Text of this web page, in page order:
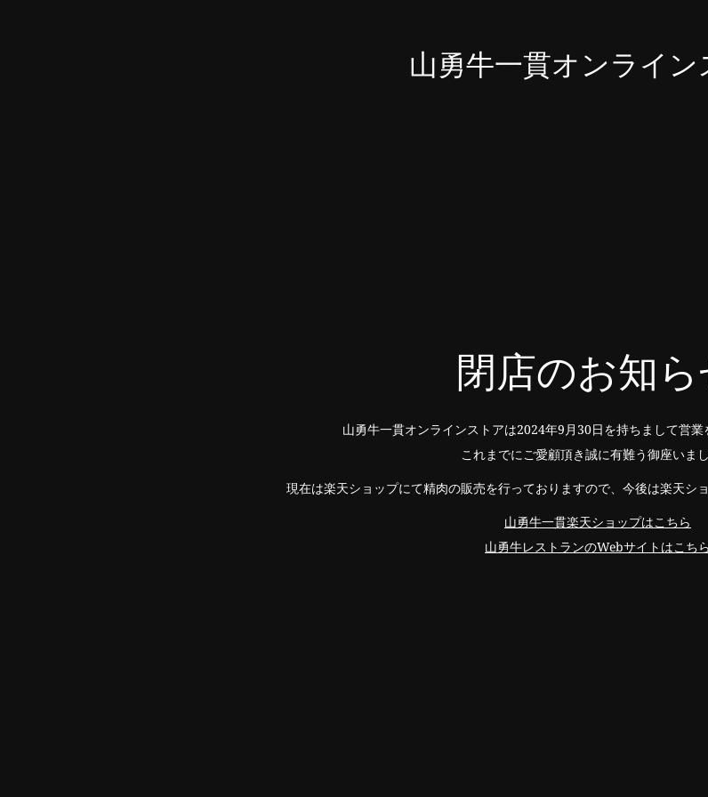
山勇牛一貫オンライン
閉店のお知
山勇牛一貫オンラインストアは2024年9月30日を持ちまして営業
これまでにご愛顧頂き誠に有難う御座いまし
現在は楽天ショップにて精肉の販売を行っておりますので、今後は楽天シ
山勇牛一貫楽天ショップはこちら
山勇牛レストランのWebサイトはこちら